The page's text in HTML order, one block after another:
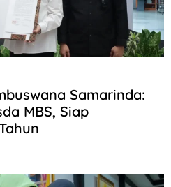
Samarinda:
MBS, Siap